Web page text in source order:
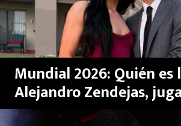
PUMAS
ATLANTE
SELECCIÓN MEXICANA
FUTBOL INTERNACIONAL
Mundial 2026: Quién es
Alejandro Zendejas,
América y Estados